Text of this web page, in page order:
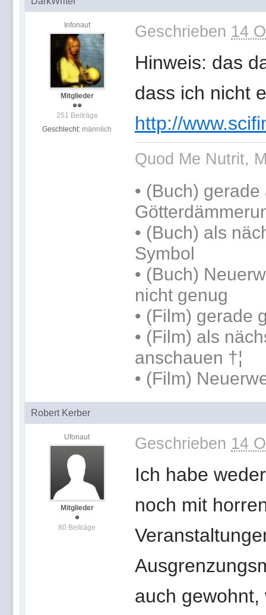
Infonaut
Mitglieder
251 Beiträge
Geschlecht: männlich
Geschrieben 14
Hinweis: das
dass ich nicht
http://
Quod Me Nutrit,
• (Buch) gerade
• (Buch) als
Symbol
• (Buch)
nicht genug
• (Film) gerade
• (Film) als
anschauen †¦
• (Film)
Robert Kerber
Ufonaut
Mitglieder
80 Beiträge
Geschrieben 14
Ich habe
noch mit
auch